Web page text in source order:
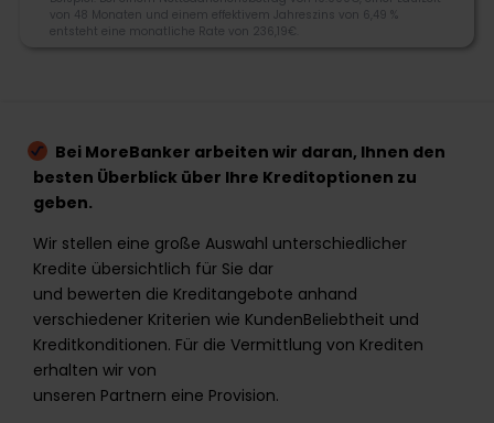
Finanzdienstleistungsunternehmen das 2005
0800 724235222
frage@ferratumbank.de
Business Centre 120, The Strand, Gzira, Malta
von 48 Monaten und einem effektivem Jahreszins von 6,49 %
entsteht eine monatliche Rate von 236,19€.
Morebanker Bewertung
Kreditangebot
Flexibilität
Schnelligkeit
Bei MoreBanker arbeiten wir daran, Ihnen den
besten Überblick über Ihre Kreditoptionen zu
geben.
Wir stellen eine große Auswahl unterschiedlicher
Kredite übersichtlich für Sie dar
und bewerten die Kreditangebote anhand
verschiedener Kriterien wie KundenBeliebtheit und
Kreditkonditionen. Für die Vermittlung von Krediten
erhalten wir von
unseren Partnern eine Provision.